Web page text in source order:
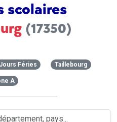
scolaires
(17350)
Jours Féries Taillebourg
A